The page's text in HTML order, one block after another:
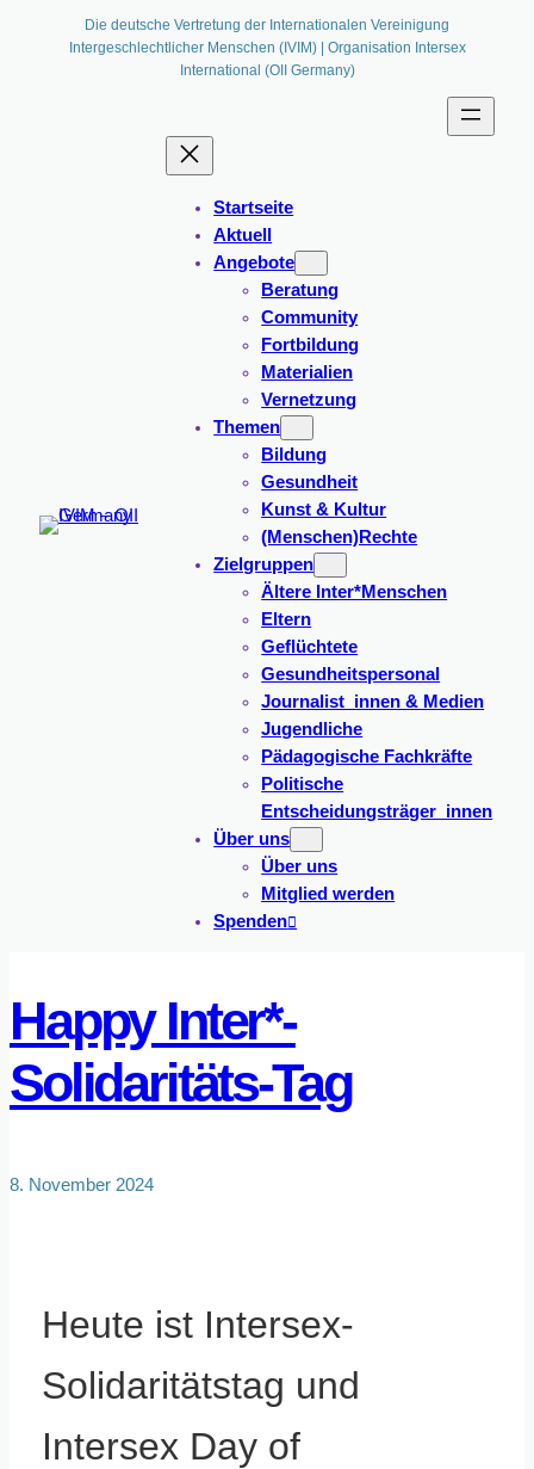
Die deutsche Vertretung der Internationalen Vereinigung
Intergeschlechtlicher Menschen (IVIM) | Organisation Intersex
International (OII Germany)
Startseite
Aktuell
Angebote
Beratung
Community
Fortbildung
Materialien
Vernetzung
Themen
Bildung
Gesundheit
Kunst & Kultur
(Menschen)Rechte
Zielgruppen
Ältere Inter*Menschen
Eltern
Geflüchtete
Gesundheitspersonal
Journalist_innen & Medien
Jugendliche
Pädagogische Fachkräfte
Politische
Entscheidungsträger_innen
Über uns
Über uns
Mitglied werden
Spenden
Happy Inter*-
Solidaritäts-Tag
8. November 2024
Heute ist Intersex-
Solidaritätstag und
Intersex Day of